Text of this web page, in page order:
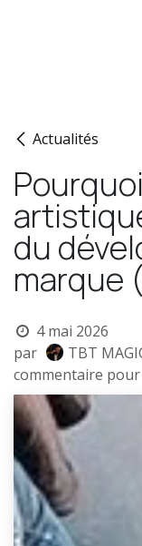
Actualités
du
marque
4 mai 2026
par
TBT
commentaire